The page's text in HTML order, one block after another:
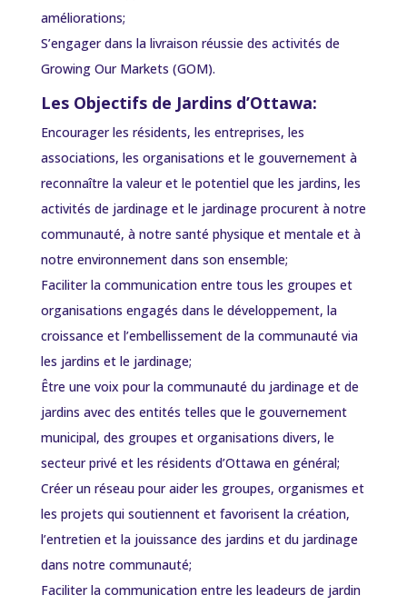
améliorations;
S’engager dans la livraison réussie des activités de
Growing Our Markets (GOM).
Les Objectifs de Jardins d’Ottawa:
Encourager les résidents, les entreprises, les
associations, les organisations et le gouvernement à
reconnaître la valeur et le potentiel que les jardins, les
activités de jardinage et le jardinage procurent à notre
communauté, à notre santé physique et mentale et à
notre environnement dans son ensemble;
Faciliter la communication entre tous les groupes et
organisations engagés dans le développement, la
croissance et l’embellissement de la communauté via
les jardins et le jardinage;
Être une voix pour la communauté du jardinage et de
jardins avec des entités telles que le gouvernement
municipal, des groupes et organisations divers, le
secteur privé et les résidents d’Ottawa en général;
Créer un réseau pour aider les groupes, organismes et
les projets qui soutiennent et favorisent la création,
l’entretien et la jouissance des jardins et du jardinage
dans notre communauté;
Faciliter la communication entre les leadeurs de jardin